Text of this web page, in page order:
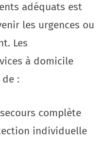
adéquats est
les urgences ou
Les
à domicile
:
complète
individuelle